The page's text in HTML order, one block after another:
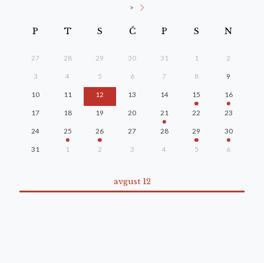
>
P T S Č P S N
27 28 29 30 31 1 2
3 4 5 6 7 8 9
10 11 12 13 14 15 16
17 18 19 20 21 22 23
24 25 26 27 28 29 30
31 1 2 3 4 5 6
avgust 12